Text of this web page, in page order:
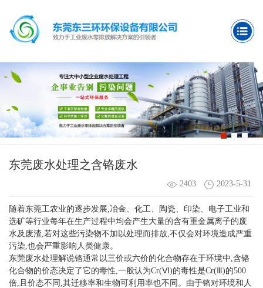
东莞废水处理之含铬废水
2403 2023-5-31
随着东莞工农业的逐步发展,冶金、化工、陶瓷、印染、电子工业和
选矿等行业每年在生产过程中均会产生大量的含有重金属离子的废
水及废渣,若对这些污染物不加以处理而排放,不仅会对环境造成严重
污染,也会严重影响人类健康。
东莞废水处理解说铬通常以三价或六价的化合物存在于环境中,含铬
化合物的价态决定了它的毒性,一般认为Cr(Ⅵ)的毒性是Cr(Ⅲ)的500
倍,且价态不同,其迁移率和生物可利用率也不同。由于铬对环境和人